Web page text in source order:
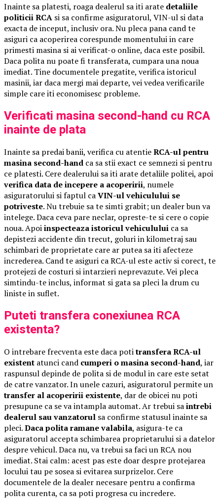
Inainte sa platesti, roaga dealerul sa iti arate detaliile
politicii RCA si sa confirme asiguratorul, VIN-ul si data
exacta de inceput, inclusiv ora. Nu pleca pana cand te
asiguri ca acoperirea corespunde momentului in care
primesti masina si ai verificat-o online, daca este posibil.
Daca polita nu poate fi transferata, cumpara una noua
imediat. Tine documentele pregatite, verifica istoricul
masinii, iar daca mergi mai departe, vei vedea verificarile
simple care iti economisesc probleme.
Verificati masina second-hand cu RCA
inainte de plata
Inainte sa predai banii, verifica cu atentieRCA-ul pentru
masina second-hand ca sa stii exact ce semnezi si pentru
ce platesti. Cere dealerului sa iti arate detaliile politei, apoi
verifica data de incepere a acoperirii, numele
asiguratorului si faptul caVIN-ul vehiculului se
potriveste. Nu trebuie sa te simti grabit; un dealer bun va
intelege. Daca ceva pare neclar, opreste-te si cere o copie
noua. Apoiinspecteaza istoricul vehiculului ca sa
depistezi accidente din trecut, goluri in kilometraj sau
schimbari de proprietate care ar putea sa iti afecteze
increderea. Cand te asiguri ca RCA-ul este activ si corect, te
protejezi de costuri si intarzieri neprevazute. Vei pleca
simtindu-te inclus, informat si gata sa pleci la drum cu
liniste in suflet.
Puteti transfera conexiunea RCA
existenta?
O intrebare frecventa este daca potitransfera RCA-ul
existent atunci cand cumperi o masina second-hand, iar
raspunsul depinde de polita si de modul in care este setat
de catre vanzator. In unele cazuri, asiguratorul permite un
transfer al acoperirii existente, dar de obicei nu poti
presupune ca se va intampla automat. Ar trebui saintrebi
dealerul sau vanzatorul sa confirme statusul inainte sa
pleci.Daca polita ramane valabila, asigura-te ca
asiguratorul accepta schimbarea proprietarului si a datelor
despre vehicul. Daca nu, va trebui sa faci un RCA nou
imediat. Stai calm: acest pas este doar despre protejarea
locului tau pe sosea si evitarea surprizelor. Cere
documentele de la dealer necesare pentru a confirma
polita curenta, ca sa poti progresa cu incredere.